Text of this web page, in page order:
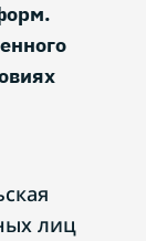
лиц